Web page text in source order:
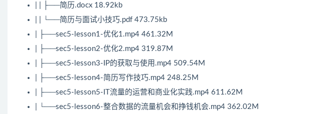
| | ├──简历.docx 18.92kb
| | └──简历与面试小技巧.pdf 473.75kb
| ├──sec5-lesson1-优化1.mp4 461.32M
| ├──sec5-lesson2-优化2.mp4 319.87M
| ├──sec5-lesson3-IP的获取与使用.mp4 509.54M
| ├──sec5-lesson4-简历写作技巧.mp4 248.25M
| ├──sec5-lesson5-IT流量的运营和商业化实践.mp4 611.62M
| └──sec5-lesson6-整合数据的流量机会和挣钱机会.mp4 362.02M